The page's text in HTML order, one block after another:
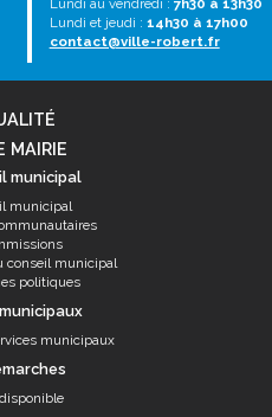
Lundi au vendredi : 7h30 à 13h30
Lundi et jeudi : 14h30 à 17h00
contact@ville-robert.fr
MAIRIE
municipal
municipal
conseil municipal
politiques
municipaux